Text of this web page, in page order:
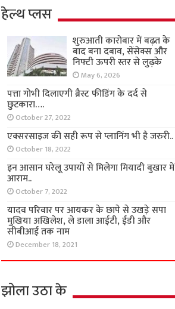
हेल्थ प्लस
शुरुआती कारोबार में बढ़त के
बाद बना दबाव, सेंसेक्स और
निफ्टी ऊपरी स्तर से लुढ़के
May 6, 2026
पत्ता गोभी दिलाएगी ब्रैस्ट फीडिंग के दर्द से
छुटकारा….
October 27, 2022
एक्सरसाइज की सही रूप से प्लानिंग भी है जरुरी..
October 18, 2022
इन आसान घरेलू उपायों से मिलेगा मियादी बुखार में
आराम..
October 7, 2022
यादव परिवार पर आयकर के छापे से उखड़े सपा
मुखिया अखिलेश, ले डाला आईटी, ईडी और
सीबीआई तक नाम
December 18, 2021
झोला उठा के